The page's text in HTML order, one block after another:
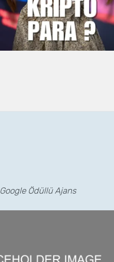
Google Ödüllü Ajans